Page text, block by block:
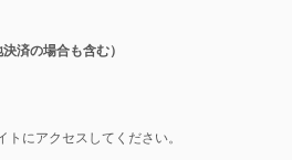
済の場合も含む）
にアクセスしてください。